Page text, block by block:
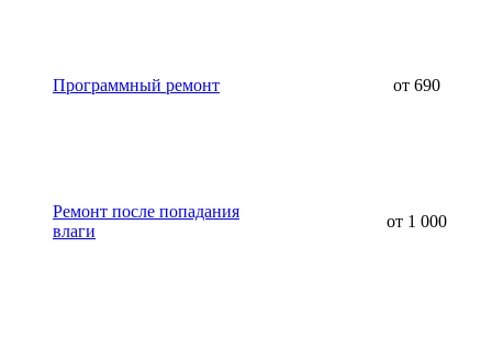
Программный ремонт от 690
Ремонт после попадания
влаги
от 1 000